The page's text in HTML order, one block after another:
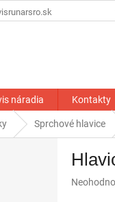
náradia Kontakty
Sprchové hlavice
Priemerné